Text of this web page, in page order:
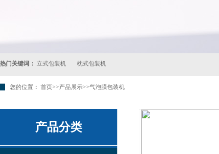
热门关键词： 立式包装机 枕式包装机
您的位置： 首页>>产品展示>>气泡膜包装机
产品分类